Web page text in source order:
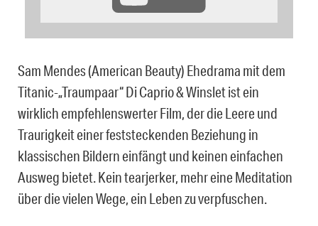
Sam Mendes (American Beauty) Ehedrama mit dem
Titanic-„Traumpaar“ Di Caprio & Winslet ist ein
wirklich empfehlenswerter Film, der die Leere und
Traurigkeit einer feststeckenden Beziehung in
klassischen Bildern einfängt und keinen einfachen
Ausweg bietet. Kein tearjerker, mehr eine Meditation
über die vielen Wege, ein Leben zu verpfuschen.